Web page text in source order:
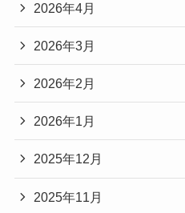
2026年4月
2026年3月
2026年2月
2026年1月
2025年12月
2025年11月